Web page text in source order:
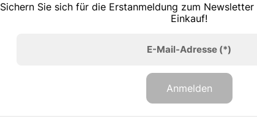
Sichern Sie sich für die Erstanmeldung zum
Einkauf!
E-Mail-Adresse(*)
Anmelden